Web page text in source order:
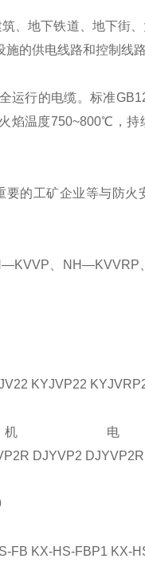
地下铁道、地下街、
的供电线路和控制线路
行的电缆。标准
焰温度750~800℃，持
的工矿企业等与防火
、NH—KVVRP
KYJVP22
DJYVP2
KX-HS-FBP1 KX-